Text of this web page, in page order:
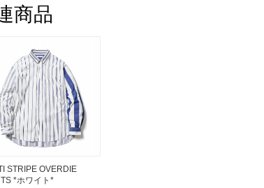
商品
STRIPE OVERDIE
*ホワイト*